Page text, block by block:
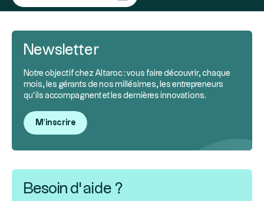
Newsletter
Notre objectif chez Altaroc : vous faire découvrir, chaque
mois, les gérants de nos millésimes, les entrepreneurs
qu’ils accompagnent et les dernières innovations.
M'inscrire
Besoin d’aide ?